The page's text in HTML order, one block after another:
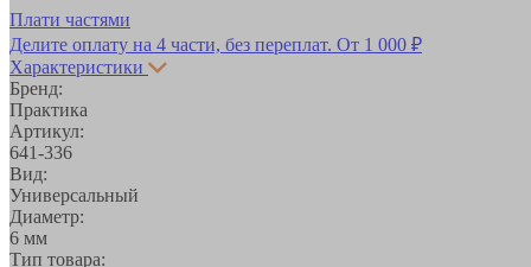
Плати частями
Делите оплату на 4 части, без переплат. От 1 000 ₽
Характеристики
Бренд:
Практика
Артикул:
641-336
Вид:
Универсальный
Диаметр:
6 мм
Тип товара: